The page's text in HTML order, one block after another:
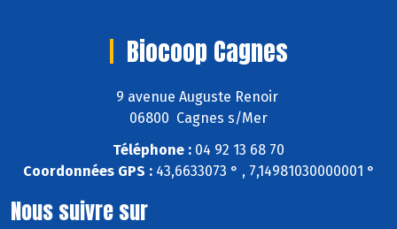
Biocoop Cagnes
9 avenue Auguste Renoir
06800 Cagnes s/Mer
Téléphone : 04 92 13 68 70
Coordonnées GPS :43,6633073 ° , 7,14981030000001 °
Nous suivre sur